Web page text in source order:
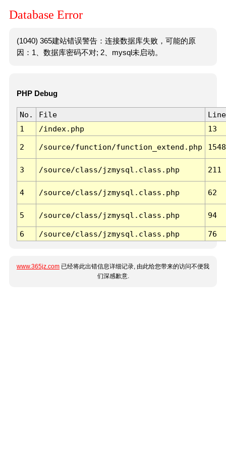
Database Error
(1040) 365建站错误警告：连接数据库失败，可能的原
因：1、数据库密码不对; 2、mysql未启动。
PHP Debug
No. File
Line
1
/index.php 13
2 /source/function/function_extend.php 1548
3 /source/class/jzmysql.class.php 211
4 /source/class/jzmysql.class.php 62
5 /source/class/jzmysql.class.php 94
6 /source/class/jzmysql.class.php 76
www.365jz.com 已经将此出错信息详细记录, 由此给您带来的访问不便我
们深感歉意.